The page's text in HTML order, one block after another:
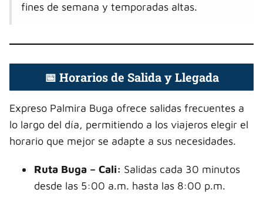
fines de semana y temporadas altas.
📅 Horarios de Salida y Llegada
Expreso Palmira Buga ofrece salidas frecuentes a
lo largo del día, permitiendo a los viajeros elegir el
horario que mejor se adapte a sus necesidades.
Ruta Buga – Cali: Salidas cada 30 minutos
desde las 5:00 a.m. hasta las 8:00 p.m.